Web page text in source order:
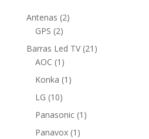
Antenas 22
GPS 22
productos
Barras Led TV 21 21
AOC 1 1
producto
Konka 1 1
LG 1010
productos
Panasonic 1 1
Panavox 1 1